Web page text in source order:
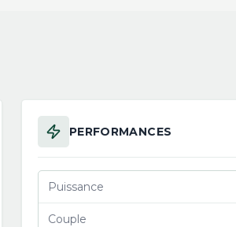
PERFORMANCES
Puissance
Couple